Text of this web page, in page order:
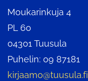
Moukarinkuja 4
PL 60
04301 Tuusula
Puhelin: 09 87181
kirjaamo@tuusula.fi